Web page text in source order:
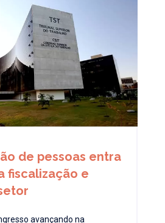
de pessoas entra
fiscalização e
avançando na